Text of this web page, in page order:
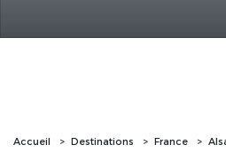
Accueil Destinations France